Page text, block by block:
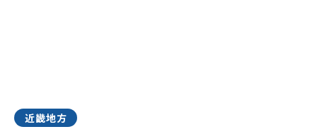
近畿地方